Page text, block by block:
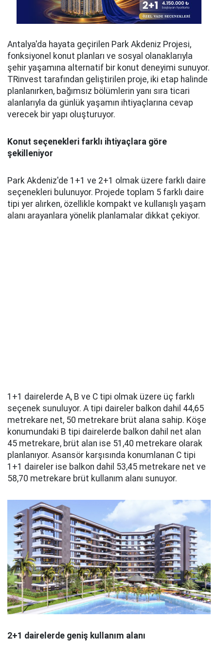
Antalya'da hayata geçirilen Park Akdeniz Projesi,
fonksiyonel konut planları ve sosyal olanaklarıyla
şehir yaşamına alternatif bir konut deneyimi sunuyor.
TRinvest tarafından geliştirilen proje, iki etap halinde
planlanırken, bağımsız bölümlerin yanı sıra ticari
alanlarıyla da günlük yaşamın ihtiyaçlarına cevap
verecek bir yapı oluşturuyor.
Konut seçenekleri farklı ihtiyaçlara göre
şekilleniyor
Park Akdeniz'de 1+1 ve 2+1 olmak üzere farklı daire
seçenekleri bulunuyor. Projede toplam 5 farklı daire
tipi yer alırken, özellikle kompakt ve kullanışlı yaşam
alanı arayanlara yönelik planlamalar dikkat çekiyor.
1+1 dairelerde A, B ve C tipi olmak üzere üç farklı
seçenek sunuluyor. A tipi daireler balkon dahil 44,65
metrekare net, 50 metrekare brüt alana sahip. Köşe
konumundaki B tipi dairelerde balkon dahil net alan
45 metrekare, brüt alan ise 51,40 metrekare olarak
planlanıyor. Asansör karşısında konumlanan C tipi
1+1 daireler ise balkon dahil 53,45 metrekare net ve
58,70 metrekare brüt kullanım alanı sunuyor.
2+1 dairelerde geniş kullanım alanı